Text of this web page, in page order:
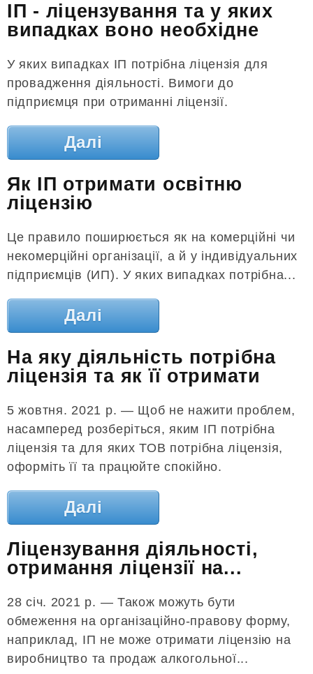
ІП - ліцензування та у яких
випадках воно необхідне
У яких випадках ІП потрібна ліцензія для
провадження діяльності. Вимоги до
підприємця при отриманні ліцензії.
Далі
Як ІП отримати освітню
ліцензію
Це правило поширюється як на комерційні чи
некомерційні організації, а й у індивідуальних
підприємців (ИП). У яких випадках потрібна...
Далі
На яку діяльність потрібна
ліцензія та як її отримати
5 жовтня. 2021 р. — Щоб не нажити проблем,
насамперед розберіться, яким ІП потрібна
ліцензія та для яких ТОВ потрібна ліцензія,
оформіть її та працюйте спокійно.
Далі
Ліцензування діяльності,
отримання ліцензії на...
28 січ. 2021 р. — Також можуть бути
обмеження на організаційно-правову форму,
наприклад, ІП не може отримати ліцензію на
виробництво та продаж алкогольної...